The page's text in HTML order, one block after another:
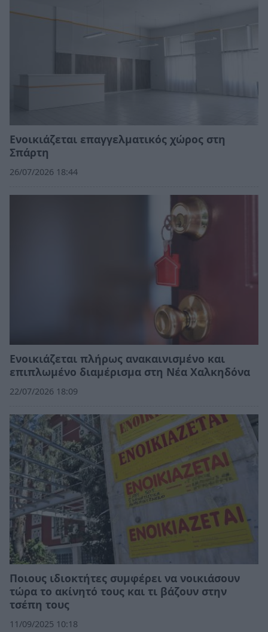
Ενοικιάζεται επαγγελματικός χώρος στη
Σπάρτη
26/07/2026 18:44
Ενοικιάζεται πλήρως ανακαινισμένο και
επιπλωμένο διαμέρισμα στη Νέα Χαλκηδόνα
22/07/2026 18:09
Ποιους ιδιοκτήτες συμφέρει να νοικιάσουν
τώρα το ακίνητό τους και τι βάζουν στην
τσέπη τους
11/09/2025 10:18